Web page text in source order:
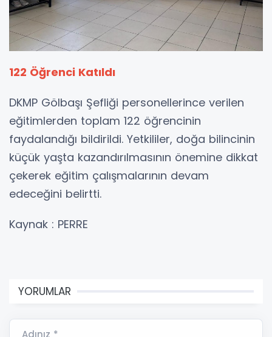
122 Öğrenci Katıldı
DKMP Gölbaşı Şefliği personellerince verilen
eğitimlerden toplam 122 öğrencinin
faydalandığı bildirildi. Yetkililer, doğa bilincinin
küçük yaşta kazandırılmasının önemine dikkat
çekerek eğitim çalışmalarının devam
edeceğini belirtti.
Kaynak : PERRE
YORUMLAR
Adınız *